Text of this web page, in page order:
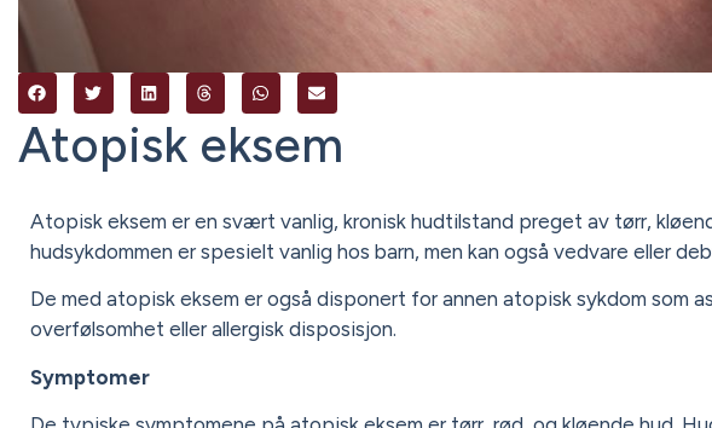
Atopisk eksem
Atopisk eksem er en svært vanlig, kronisk hudtilstand preget av tørr,
hudsykdommen er spesielt vanlig hos barn, men kan også vedvare eller
De med atopisk eksem er også disponert for annen atopisk sykdom som
overfølsomhet eller allergisk disposisjon.
Symptomer